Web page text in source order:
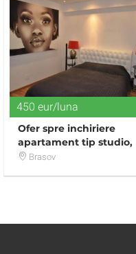
450 eur/luna
Ofer spre inchiriere
apartament tip studio,
in complexul Seasons
Brasov